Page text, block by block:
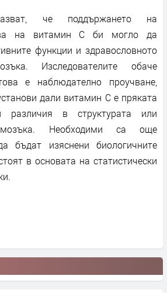
че поддържането на
на витамин C би могло да
функции и здравословното
Изследователите обаче
е наблюдателно проучване,
дали витамин C е пряката
различия в структурата или
Необходими са още
бъдат изяснени биологичните
в основата на статистически